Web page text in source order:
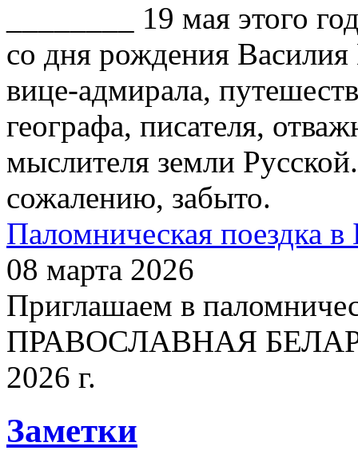
________ 19 мая этого
со дня рождения
вице-адмирала,
географа, писателя,
мыслителя земли
сожалению, забыто.
Паломническая поездка в
08 марта 2026
Приглашаем в
ПРАВОСЛАВНАЯ
2026 г.
Заметки